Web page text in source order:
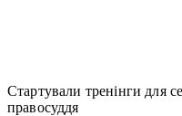
Стартували тренінги для
правосуддя